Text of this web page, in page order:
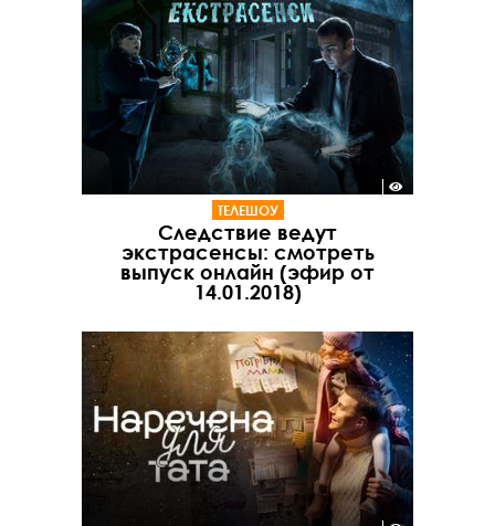
ТЕЛЕШОУ
Следствие ведут
экстрасенсы: смотреть
выпуск онлайн (эфир от
14.01.2018)